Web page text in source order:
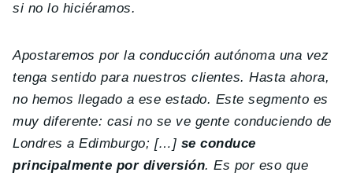
si no lo hiciéramos.
Apostaremos por la conducción autónoma una vez
tenga sentido para nuestros clientes. Hasta ahora,
no hemos llegado a ese estado. Este segmento es
muy diferente: casi no se ve gente conduciendo de
Londres a Edimburgo; […] se conduce
principalmente por diversión. Es por eso que